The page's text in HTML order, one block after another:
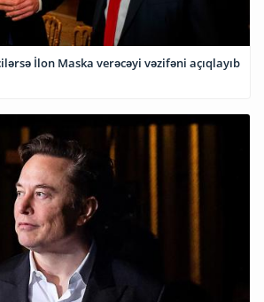
İlon Maska verəcəyi vəzifəni açıqlayıb